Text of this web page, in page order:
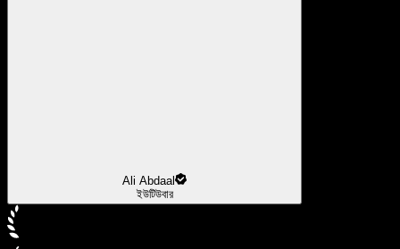
Ali Abdaal
ইউটিউবার